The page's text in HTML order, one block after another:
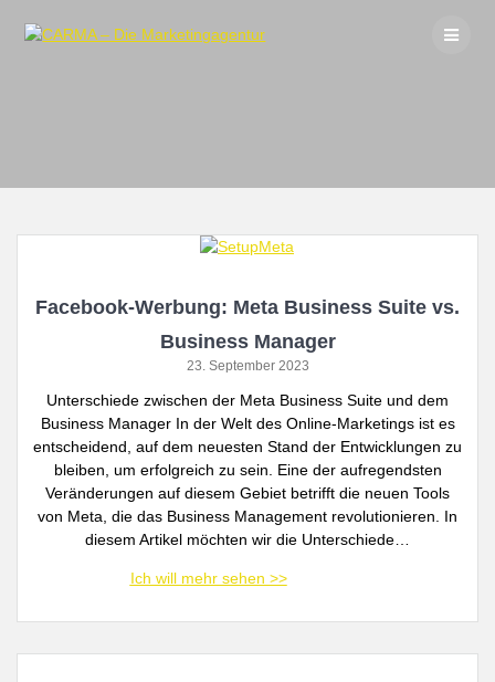
to
Facebook-Werbung: Meta Business Suite vs.
Business Manager
23. September 2023
Unterschiede zwischen der Meta Business Suite und dem
Business Manager In der Welt des Online-Marketings ist es
entscheidend, auf dem neuesten Stand der Entwicklungen zu
bleiben, um erfolgreich zu sein. Eine der aufregendsten
Veränderungen auf diesem Gebiet betrifft die neuen Tools
von Meta, die das Business Management revolutionieren. In
diesem Artikel möchten wir die Unterschiede…